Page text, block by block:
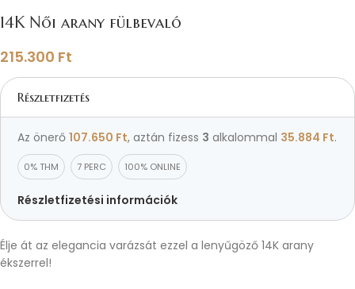
14K Női arany fülbevaló
215.300 Ft
Részletfizetés
Az önerő 107.650 Ft, aztán fizess 3 alkalommal 35.884 Ft.
0% THM 7 PERC 100% ONLINE
Részletfizetési információk
Élje át az elegancia varázsát ezzel a lenyűgöző 14K arany
ékszerrel!